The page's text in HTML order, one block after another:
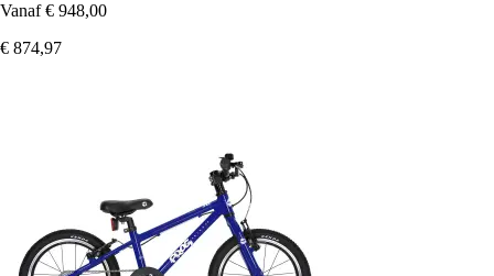
Vanaf € 948,00
€ 874,97